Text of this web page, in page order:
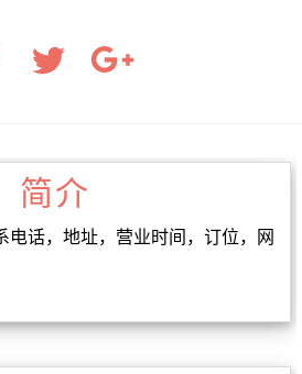
简介
电话，地址，营业时间，订位，网